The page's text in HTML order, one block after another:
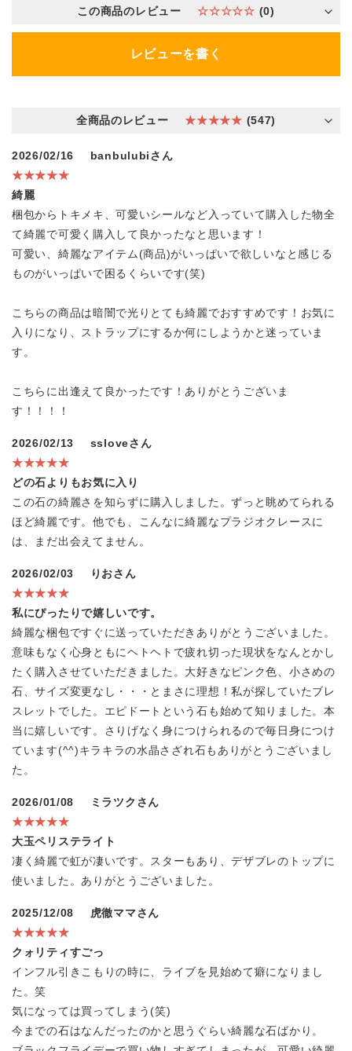
この商品のレビュー ☆☆☆☆☆ (0)
レビューを書く
全商品のレビュー ★★★★★ (547)
2026/02/16
banbulubiさん
★★★★★
綺麗
梱包からトキメキ、可愛いシールなど入っていて購入した物全
て綺麗で可愛く購入して良かったなと思います！
可愛い、綺麗なアイテム(商品)がいっぱいで欲しいなと感じる
ものがいっぱいで困るくらいです(笑)
こちらの商品は暗闇で光りとても綺麗でおすすめです！お気に
入りになり、ストラップにするか何にしようかと迷っていま
す。
こちらに出逢えて良かったです！ありがとうございま
す！！！！
2026/02/13
ssloveさん
★★★★★
どの石よりもお気に入り
この石の綺麗さを知らずに購入しました。ずっと眺めてられる
ほど綺麗です。他でも、こんなに綺麗なプラジオクレースに
は、まだ出会えてません。
2026/02/03
りおさん
★★★★★
私にぴったりで嬉しいです。
綺麗な梱包ですぐに送っていただきありがとうございました。
意味もなく心身ともにヘトヘトで疲れ切った現状をなんとかし
たく購入させていただきました。大好きなピンク色、小さめの
石、サイズ変更なし・・・とまさに理想！私が探していたブレ
スレットでした。エピドートという石も始めて知りました。本
当に嬉しいです。さりげなく身につけられるので毎日身につけ
ています(^^)キラキラの水晶さざれ石もありがとうございまし
た。
2026/01/08
ミラツクさん
★★★★★
大玉ペリステライト
凄く綺麗で虹が凄いです。スターもあり、デザブレのトップに
使いました。ありがとうございました。
2025/12/08
虎徹ママさん
★★★★★
クォリティすごっ
インフル引きこもりの時に、ライブを見始めて癖になりまし
た。笑
気になっては買ってしまう(笑)
今までの石はなんだったのかと思うぐらい綺麗な石ばかり。